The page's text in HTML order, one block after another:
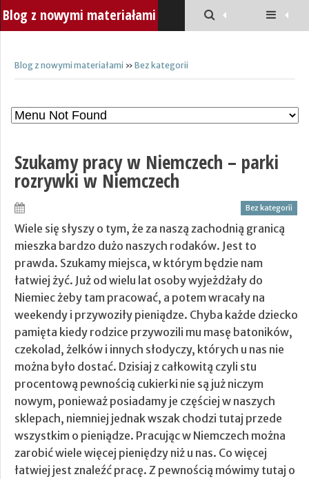
Blog z nowymi materiałami
Blog z nowymi materiałami » Bez kategorii
Szukamy pracy w Niemczech – parki
rozrywki w Niemczech
Bez kategorii
Wiele się słyszy o tym, że za naszą zachodnią granicą
mieszka bardzo dużo naszych rodaków. Jest to
prawda. Szukamy miejsca, w którym będzie nam
łatwiej żyć. Już od wielu lat osoby wyjeżdżały do
Niemiec żeby tam pracować, a potem wracały na
weekendy i przywoziły pieniądze. Chyba każde dziecko
pamięta kiedy rodzice przywozili mu masę batoników,
czekolad, żelków i innych słodyczy, których u nas nie
można było dostać. Dzisiaj z całkowitą czyli stu
procentową pewnością cukierki nie są już niczym
nowym, ponieważ posiadamy je częściej w naszych
sklepach, niemniej jednak wszak chodzi tutaj przede
wszystkim o pieniądze. Pracując w Niemczech można
zarobić wiele więcej pieniędzy niż u nas. Co więcej
łatwiej jest znaleźć pracę. Z pewnością mówimy tutaj o